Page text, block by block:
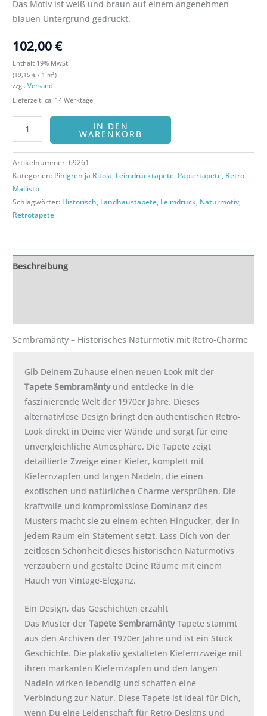
Das Motiv ist weiß und braun auf einem angenehmen
blauen Untergrund gedruckt.
102,00€
Enthält 19% MwSt.
(19,15€ / 1 m²)
zzgl.Versand
Lieferzeit: ca. 14 Werktage
IN DEN
WARENKORB
Artikelnummer:69261
Kategorien: Pihlgren ja Ritola, Leimdrucktapete, Papiertapete, Retro
Mallisto
Schlagwörter: Historisch, Landhaustapete, Leimdruck, Naturmotiv,
Retrotapete
Beschreibung
Sembramänty – Historisches Naturmotiv mit Retro-Charme
Gib Deinem Zuhause einen neuen Look mit der
Tapete Sembramäntyund entdecke in die
faszinierende Welt der 1970er Jahre. Dieses
alternativlose Design bringt den authentischen Retro-
Look direkt in Deine vier Wände und sorgt für eine
unvergleichliche Atmosphäre. Die Tapete zeigt
detaillierte Zweige einer Kiefer, komplett mit
Kiefernzapfen und langen Nadeln, die einen
exotischen und natürlichen Charme versprühen. Die
kraftvolle und kompromisslose Dominanz des
Musters macht sie zu einem echten Hingucker, der in
jedem Raum ein Statement setzt. Lass Dich von der
zeitlosen Schönheit dieses historischen Naturmotivs
verzaubern und gestalte Deine Räume mit einem
Hauch von Vintage-Eleganz.
Ein Design, das Geschichten erzählt
Das Muster derTapete SembramäntyTapete stammt
aus den Archiven der 1970er Jahre und ist ein Stück
Geschichte. Die plakativ gestalteten Kiefernzweige mit
ihren markanten Kiefernzapfen und den langen
Nadeln wirken lebendig und schaffen eine
Verbindung zur Natur. Diese Tapete ist ideal für Dich,
wenn Du eine Leidenschaft für Retro-Designs und